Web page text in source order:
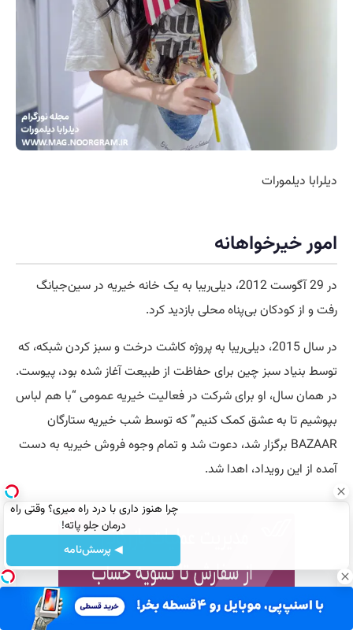
چرا هنوز داری با درد راه میری؟ وقتی راه
درمان جلو پاته!
◀ پرسش‌نامه
دیلرابا دیلمورات
امور خیرخواهانه
در 29 آگوست 2012، دیلی‌ریبا به یک خانه خیریه در سین‌جیانگ
رفت و از کودکان بی‌پناه محلی بازدید کرد.
در سال 2015، دیلی‌ریبا به پروژه کاشت درخت و سبز کردن شبکه، که
توسط بنیاد سبز چین برای حفاظت از طبیعت آغاز شده بود، پیوست.
در همان سال، او برای شرکت در فعالیت خیریه عمومی “با هم لباس
بپوشیم تا به عشق کمک کنیم” که توسط شب خیریه ستارگان
BAZAAR برگزار شد، دعوت شد و تمام وجوه فروش خیریه به دست
آمده از این رویداد، اهدا شد.